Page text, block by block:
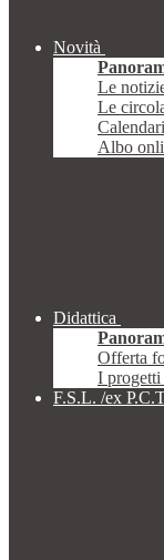
Novità
Le
Le
Albo
Didattica
Offerta
I progetti
F.S.L. /ex